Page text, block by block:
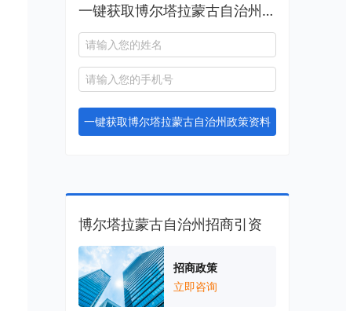
一键获取博尔塔拉蒙古自治州政策资料
一键获取博尔塔拉蒙古自治州政策资料
博尔塔拉蒙古自治州招商引资
招商政策
立即咨询